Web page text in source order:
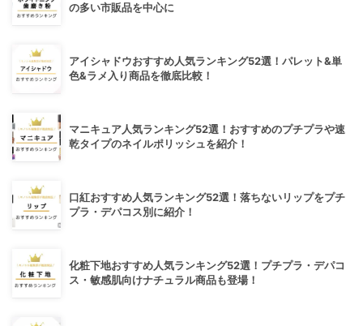
の多い市販品を中心に
アイシャドウおすすめ人気ランキング52選！パレット&単
色&ラメ入り商品を徹底比較！
マニキュア人気ランキング52選！おすすめのプチプラや速
乾タイプのネイルポリッシュを紹介！
口紅おすすめ人気ランキング52選！落ちないリップをプチ
プラ・デパコス別に紹介！
化粧下地おすすめ人気ランキング52選！プチプラ・デパコ
ス・敏感肌向けナチュラル商品も登場！